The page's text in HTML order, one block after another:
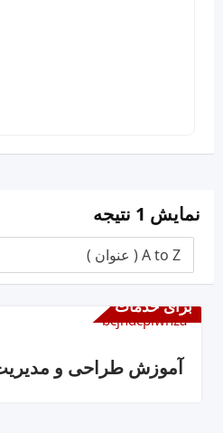
نمایش 1 نتیجه
برای خدمات
آموزش طراحی و مدیریت